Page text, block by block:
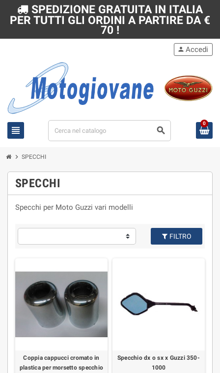
SPEDIZIONE GRATUITA IN ITALIA
PER TUTTI GLI ORDINI A PARTIRE DA €
70 !
view_headline search
person Accedi
0
chevron_right SPECCHI
SPECCHI
Specchi per Moto Guzzi vari modelli
FILTRO
Coppia cappucci cromato in
plastica per morsetto specchio
Specchio dx o sx x Guzzi 350-
1000